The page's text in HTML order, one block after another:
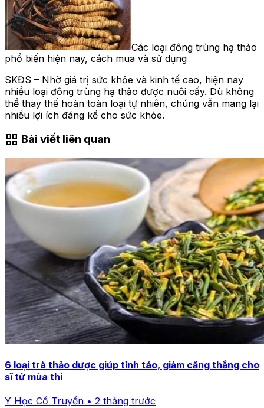
Các loại đông trùng hạ thảo
phổ biến hiện nay, cách mua và sử dụng
SKĐS – Nhờ giá trị sức khỏe và kinh tế cao, hiện nay
nhiều loại đông trùng hạ thảo được nuôi cấy. Dù không
thể thay thế hoàn toàn loại tự nhiên, chúng vẫn mang lại
nhiều lợi ích đáng kể cho sức khỏe.
grid_view Bài viết liên quan
6 loại trà thảo dược giúp tỉnh táo, giảm căng thẳng cho
sĩ tử mùa thi
Y Học Cổ Truyền • 2 tháng trước